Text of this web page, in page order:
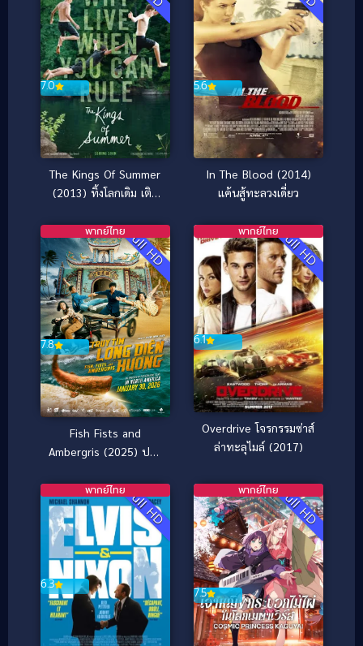
7.0
The Kings Of Summer
(2013) ทิ้งโลกเดิม เติม
5.6
In The Blood (2014)
แค้นสู้ทะลวงเดี่ยว
Full HD
7.8
พากย์ไทย
Fish Fists and
Ambergris (2025) ปลา
Full HD
6.1
พากย์ไทย
Overdrive โจรกรรมซ่าส์
ล่าทะลุไมล์ (2017)
Full HD
6.3
พากย์ไทย Full HD
7.5
พากย์ไทย